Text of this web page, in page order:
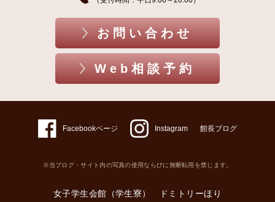
お問い合わせ
Web相談予約
Facebookページ Instagram 館長ブログ
※当ブログ・サイト内の写真の使用ならびに無断転用を禁じます。
女子学生会館（学生寮） ドミトリーほり